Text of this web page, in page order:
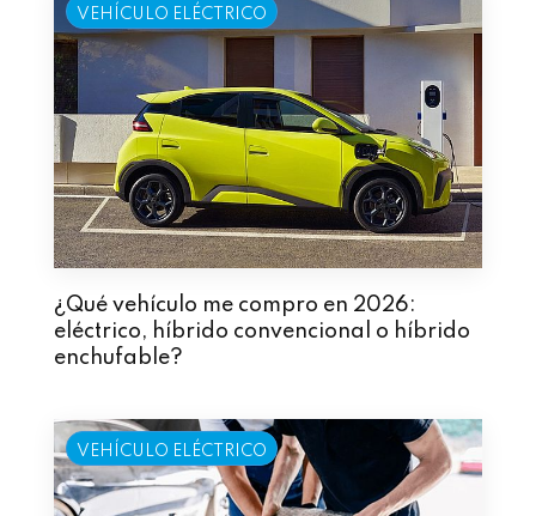
VEHÍCULO ELÉCTRICO
¿Qué vehículo me compro en 2026:
eléctrico, híbrido convencional o híbrido
enchufable?
VEHÍCULO ELÉCTRICO